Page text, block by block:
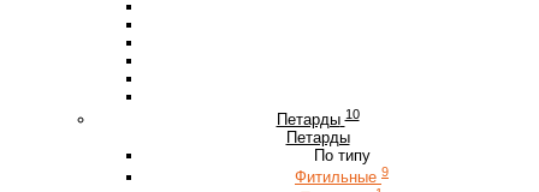
Петарды 10
Петарды
По типу
Фитильные 9